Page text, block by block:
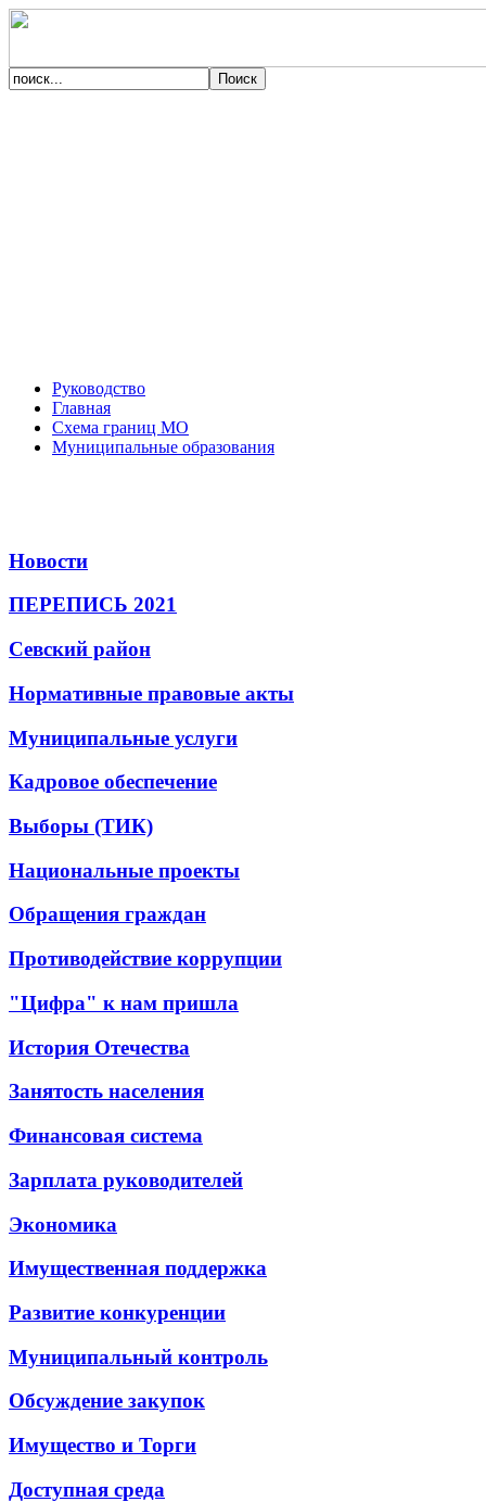
Руководство
Главная
Схема границ МО
Муниципальные образования
Новости
ПЕРЕПИСЬ 2021
Севский район
Нормативные правовые акты
Муниципальные услуги
Кадровое обеспечение
Выборы (ТИК)
Национальные проекты
Обращения граждан
Противодействие коррупции
"Цифра" к нам пришла
История Отечества
Занятость населения
Финансовая система
Зарплата руководителей
Экономика
Имущественная поддержка
Развитие конкуренции
Муниципальный контроль
Обсуждение закупок
Имущество и Торги
Доступная среда